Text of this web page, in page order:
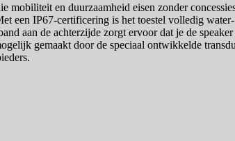
en duurzaamheid eisen zonder
een IP67-certificering is het toestel volledig
aan de achterzijde zorgt ervoor dat je de
gemaakt door de speciaal ontwikkelde